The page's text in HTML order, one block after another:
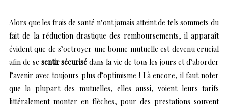
Alors que les frais de santé n’ont jamais atteint de tels sommets du
fait de la réduction drastique des remboursements, il apparaît
évident que de s’octroyer une bonne mutuelle est devenu crucial
afin de se sentir sécurisé dans la vie de tous les jours et d’aborder
l’avenir avec toujours plus d’optimisme ! Là encore, il faut noter
que la plupart des mutuelles, elles aussi, voient leurs tarifs
littéralement monter en flèches, pour des prestations souvent